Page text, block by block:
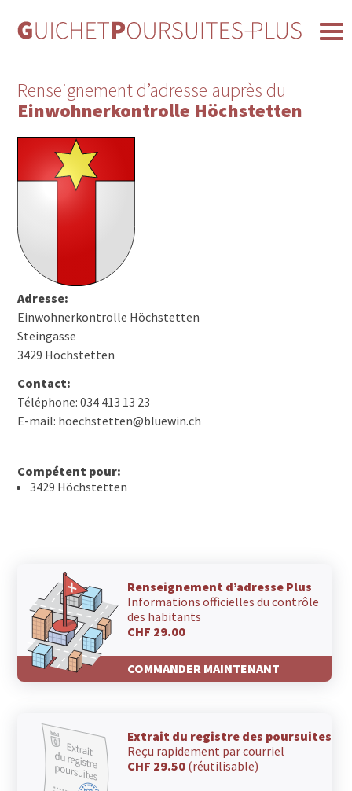
Renseignement d’adresse auprès du
Einwohnerkontrolle Höchstetten
Adresse:
Einwohnerkontrolle Höchstetten
Steingasse
3429 Höchstetten
Contact:
Téléphone: 034 413 13 23
E-mail: hoechstetten@bluewin.ch
Compétent pour:
3429 Höchstetten
Renseignement d’adresse Plus
Informations officielles du contrôle
des habitants
CHF 29.00
COMMANDER MAINTENANT
Extrait du registre des poursuites
Reçu rapidement par courriel
CHF 29.50 (réutilisable)